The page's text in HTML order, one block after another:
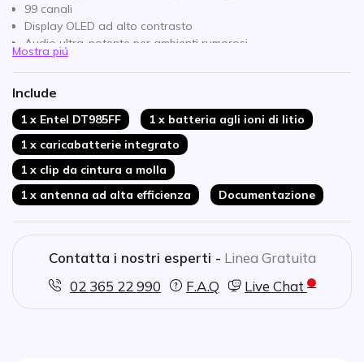
99 canali
Display OLED ad alto contrasto
Audio ultra-potente per ambienti rumorosi
Connettori per accessori resistenti alla corrosione salina
Lunga durata della batteria: 16-18 ore
Robusto e impermeabile: IP68 + MIL-STD-810
Mostra piú
Include
1 x Entel DT985FF
1 x batteria agli ioni di litio
1 x caricabatterie integrato
1 x clip da cintura a molla
1 x antenna ad alta efficienza
Documentazione
Contatta i nostri esperti - Linea Gratuita
02 365 22 990
F.A.Q Live Chat